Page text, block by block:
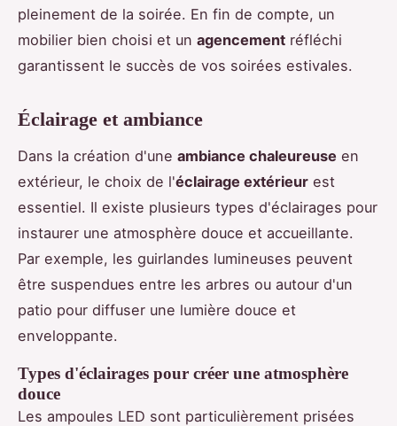
pleinement de la soirée. En fin de compte, un
mobilier bien choisi et un agencement réfléchi
garantissent le succès de vos soirées estivales.
Éclairage et ambiance
Dans la création d'une ambiance chaleureuse en
extérieur, le choix de l'éclairage extérieur est
essentiel. Il existe plusieurs types d'éclairages pour
instaurer une atmosphère douce et accueillante.
Par exemple, les guirlandes lumineuses peuvent
être suspendues entre les arbres ou autour d'un
patio pour diffuser une lumière douce et
enveloppante.
Types d'éclairages pour créer une atmosphère
douce
Les ampoules LED sont particulièrement prisées